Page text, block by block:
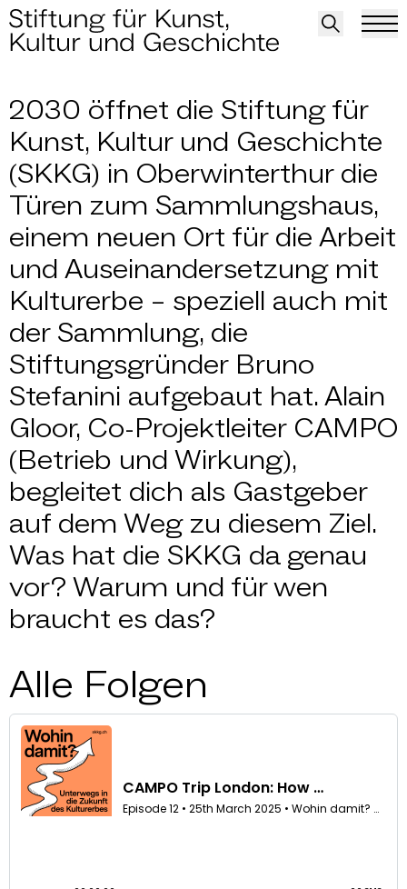
Podcast
2030 öffnet die Stiftung für
Kunst, Kultur und Geschichte
(SKKG) in Oberwinterthur die
Türen zum Sammlungshaus,
einem neuen Ort für die Arbeit
und Auseinandersetzung mit
Kulturerbe – speziell auch mit
der Sammlung, die
Stiftungsgründer Bruno
Stefanini aufgebaut hat. Alain
Gloor, Co-Projektleiter CAMPO
(Betrieb und Wirkung),
begleitet dich als Gastgeber
auf dem Weg zu diesem Ziel.
Was hat die SKKG da genau
vor? Warum und für wen
braucht es das?
Alle Folgen